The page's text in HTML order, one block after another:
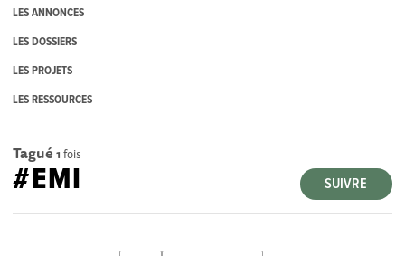
LES ANNONCES
LES DOSSIERS
LES PROJETS
LES RESSOURCES
Tagué 1 fois
SUIVRE
#EMI